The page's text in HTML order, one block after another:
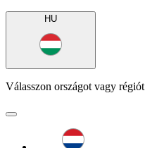
HU
Válasszon országot vagy régiót